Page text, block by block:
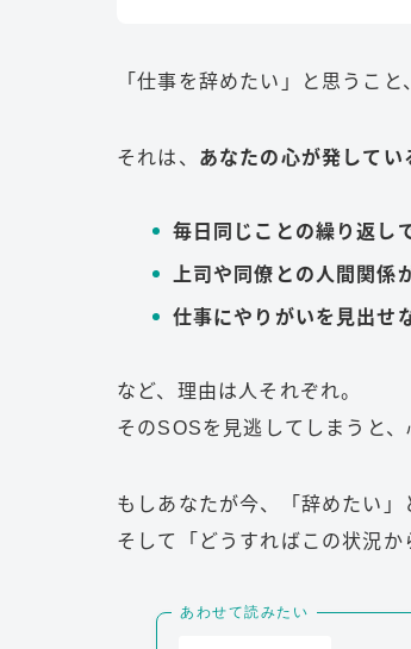
「仕事を辞めたい」と思うこ
それは、 あなたの心が発してい
毎日同じことの繰り返し
上司や同僚との人間関係
仕事にやりがいを見出せ
など、理由は人それぞれ。
そのSOSを見逃してしまうと
もしあなたが今、「辞めたい」
そして「どうすればこの状況か
あわせて読みたい